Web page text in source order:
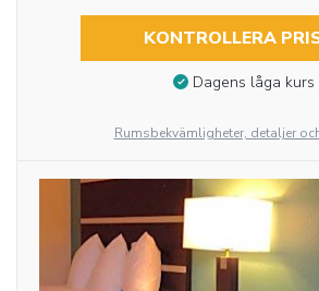
KONTROLLERA
Dagens låga kurs
Rumsbekvämligheter, detaljer